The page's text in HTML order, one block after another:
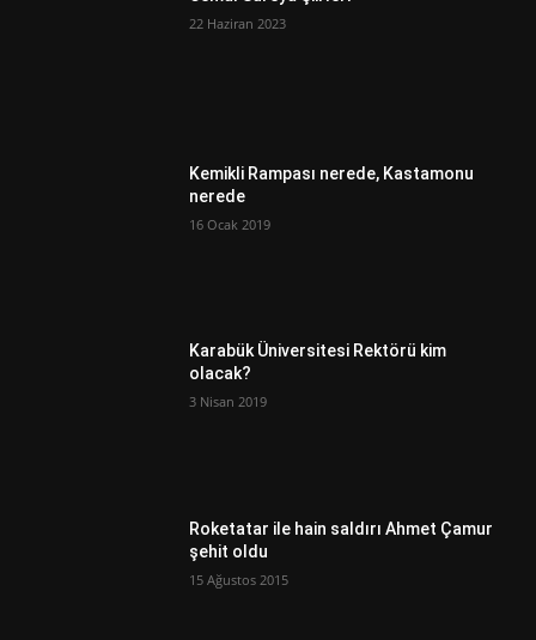
22 Haziran 2023
Kemikli Rampası nerede, Kastamonu
nerede
16 Ocak 2019
Karabük Üniversitesi Rektörü kim
olacak?
3 Nisan 2019
Roketatar ile hain saldırı Ahmet Çamur
şehit oldu
15 Ağustos 2015